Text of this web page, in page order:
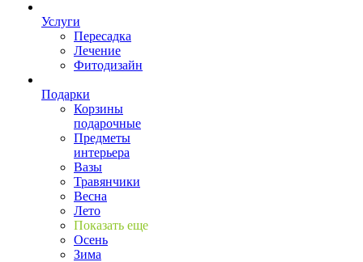
Услуги
Пересадка
Лечение
Фитодизайн
Подарки
Корзины
подарочные
Предметы
интерьера
Вазы
Травянчики
Весна
Лето
Показать еще
Осень
Зима